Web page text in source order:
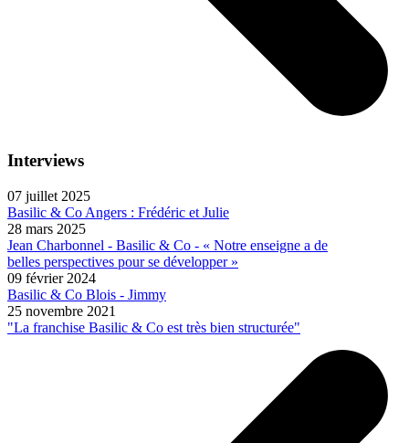
Interviews
07 juillet 2025
Basilic & Co Angers : Frédéric et Julie
28 mars 2025
Jean Charbonnel - Basilic & Co - « Notre enseigne a de
belles perspectives pour se développer »
09 février 2024
Basilic & Co Blois - Jimmy
25 novembre 2021
"La franchise Basilic & Co est très bien structurée"